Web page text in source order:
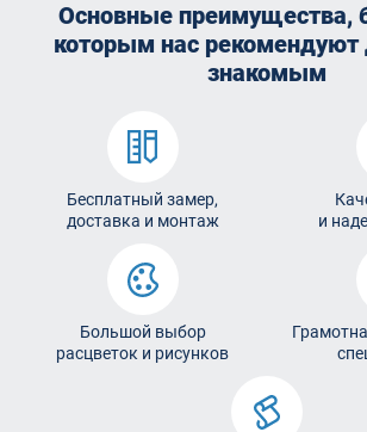
Основные преимущества,
которым нас рекомендуют
знакомым
Бесплатный замер,
доставка и монтаж
и
Большой выбор
расцветок и рисунков